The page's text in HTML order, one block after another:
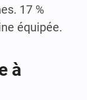
17 %
équipée.
à